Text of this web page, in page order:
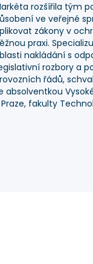
rozšířila tým
ve veřejné
zákony v
praxi.
nakládání s
rozbory a
řádů,
absolventkou
fakulty